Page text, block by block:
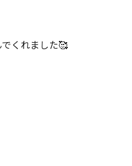
くれました🥰